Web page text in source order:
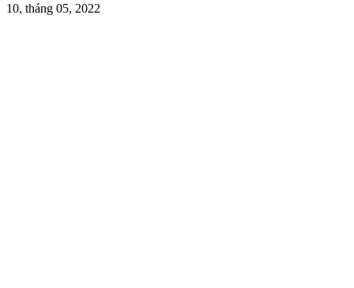
10, tháng 05, 2022